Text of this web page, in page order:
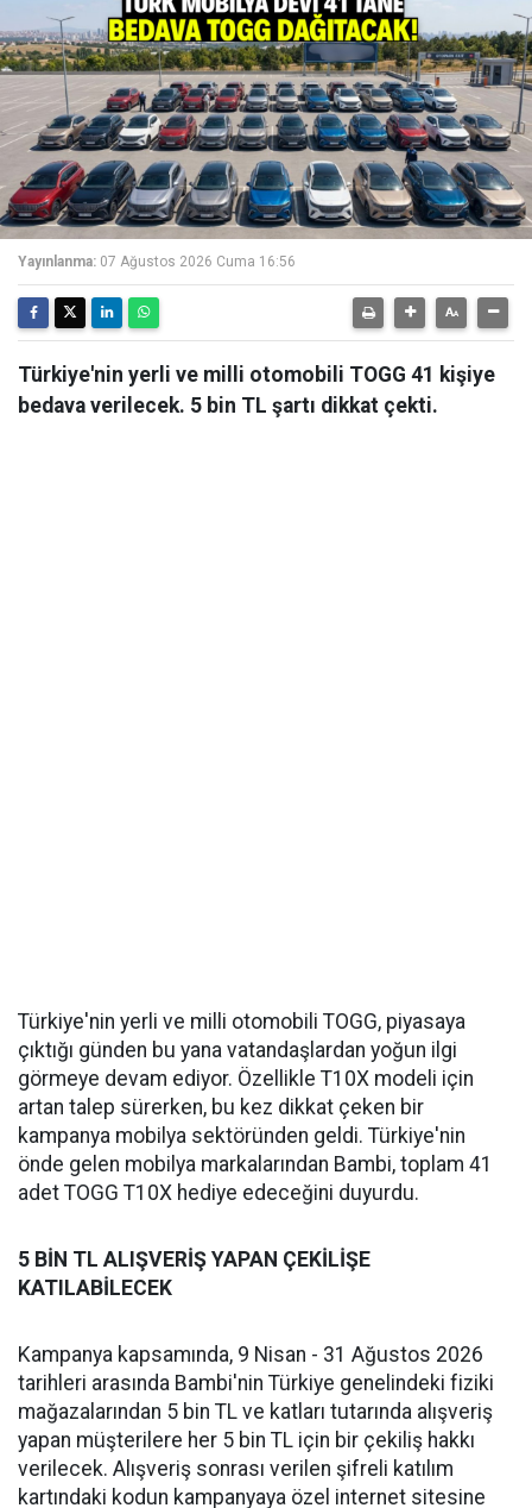
Yayınlanma: 07 Ağustos 2026 Cuma 16:56
Türkiye'nin yerli ve milli otomobili TOGG 41 kişiye
bedava verilecek. 5 bin TL şartı dikkat çekti.
Türkiye'nin yerli ve milli otomobili TOGG, piyasaya
çıktığı günden bu yana vatandaşlardan yoğun ilgi
görmeye devam ediyor. Özellikle T10X modeli için
artan talep sürerken, bu kez dikkat çeken bir
kampanya mobilya sektöründen geldi. Türkiye'nin
önde gelen mobilya markalarından Bambi, toplam 41
adet TOGG T10X hediye edeceğini duyurdu.
5 BİN TL ALIŞVERİŞ YAPAN ÇEKİLİŞE
KATILABİLECEK
Kampanya kapsamında, 9 Nisan - 31 Ağustos 2026
tarihleri arasında Bambi'nin Türkiye genelindeki fiziki
mağazalarından 5 bin TL ve katları tutarında alışveriş
yapan müşterilere her 5 bin TL için bir çekiliş hakkı
verilecek. Alışveriş sonrası verilen şifreli katılım
kartındaki kodun kampanyaya özel internet sitesine